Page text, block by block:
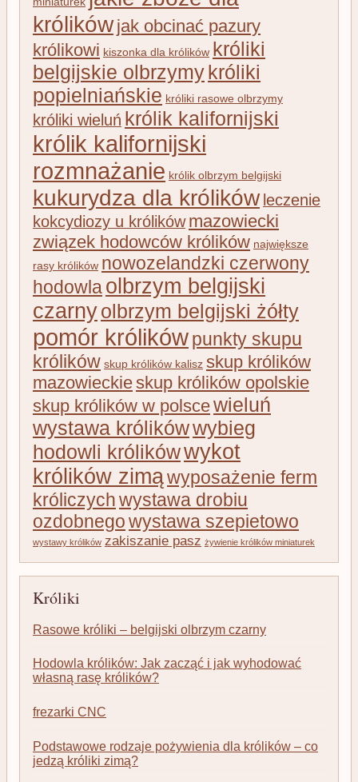
królików jak obcinać pazury
królikowi kiszonka dla królików króliki
belgijskie olbrzymykróliki
popielniańskie króliki rasowe olbrzymy
króliki wieluń królik kalifornijski
królik kalifornijski
rozmnażanie królik olbrzym belgijski
kukurydza dla królików leczenie
kokcydiozy u królików mazowiecki
związek hodowców królików największe
rasy królików nowozelandzki czerwony
hodowlaolbrzym belgijski
czarnyolbrzym belgijski żółty
pomór królikówpunkty skupu
królików skup królików kalisz skup królików
mazowieckieskup królików opolskie
skup królików w polscewieluń
wystawa królikówwybieg
hodowli królikówwykot
królików zimąwyposażenie ferm
króliczychwystawa drobiu
ozdobnegowystawa szepietowo
wystawy królików zakiszanie pasz żywienie królików miniaturek
Króliki
Rasowe króliki – belgijski olbrzym czarny
Hodowla królików: Jak zacząć i jak wyhodować
własną rasę królików?
frezarki CNC
Podstawowe rodzaje pożywienia dla królików – co
jedzą króliki zimą?